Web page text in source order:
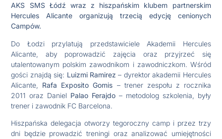
AKS SMS Łódź wraz z hiszpańskim klubem partnerskim
Hercules Alicante organizują trzecią edycję cenionych
Campów.
Do Łodzi przylatują przedstawiciele Akademii Hercules
Alicante, aby poprowadzić zajęcia oraz przyjrzeć się
utalentowanym polskim zawodnikom i zawodniczkom. Wśród
gości znajdą się: Luizmi Ramirez – dyrektor akademii Hercules
Alicante, Rafa Exposito Gomis – trener zespołu z rocznika
2011 oraz Daniel Palao Ferajdo – metodolog szkolenia, były
trener i zawodnik FC Barcelona.
Hiszpańska delegacja otworzy tegoroczny camp i przez trzy
dni będzie prowadzić treningi oraz analizować umiejętności